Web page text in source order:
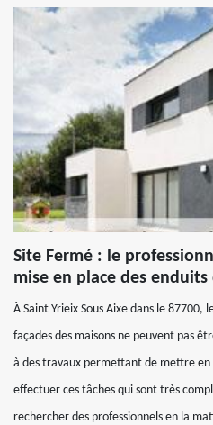
Site Fermé : le
mise en place des enduits
À Saint Yrieix Sous Aixe dans le
façades des maisons ne peuvent pas
à des travaux permettant de mettre en
effectuer ces tâches qui sont très
rechercher des professionnels en la